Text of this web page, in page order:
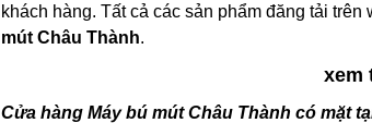
khách hàng. Tất cả các sản phẩm đăng tải
mút Châu Thành.
xem
Cửa hàng Máy bú mút Châu Thành có mặt